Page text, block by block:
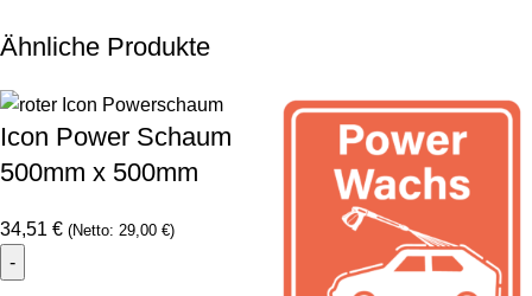
Ähnliche Produkte
Icon Power Schaum
500mm x 500mm
34,51 € (Netto: 29,00 €)